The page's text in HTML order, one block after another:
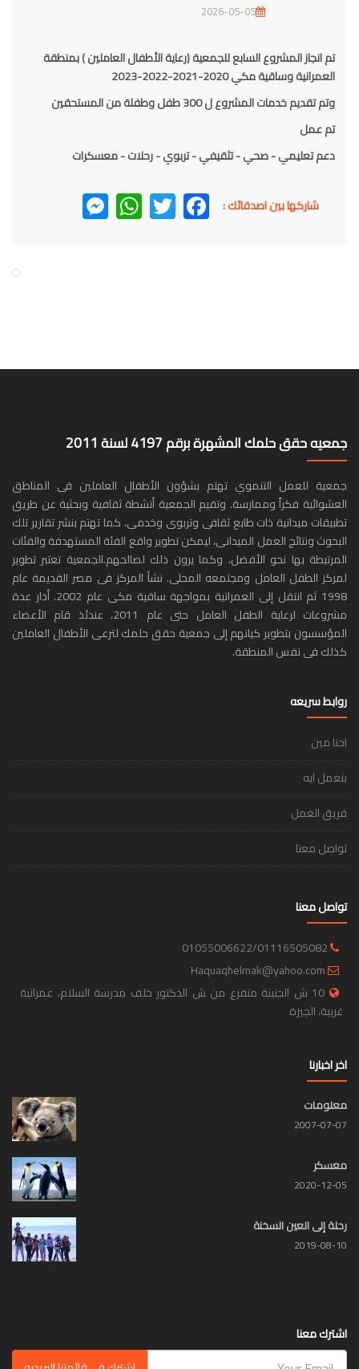
2026-05-05
تم انجاز المشروع السابع للجمعية (رعاية الأطفال العاملين ) بمنطقة
العمرانية وساقية مكي 2020-2021-2022-2023
وتم تقديم خدمات المشروع ل 300 طفل وطفلة من المستحقين
تم عمل
دعم تعليمي - صحي - تثقيفي - تربوي - رحلات - معسكرات
شاركها بين اصدقائك : Facebook
Twitter
WhatsApp
Messenger
جمعيه حقق حلمك المشهرة برقم 4197 لسنة 2011
جمعية للعمل التنموي تهتم بشؤون الأطفال العاملين فى المناطق
العشوائية فكراً وممارسة. وتقيم الجمعية أنشطة ثقافية وبحثية عن طريق
تطبيقات ميدانية ذات طابع ثقافى وتربوى وخدمى، كما تهتم بنشر تقارير تلك
البحوث ونتائج العمل الميدانى، ليمكن تطوير واقع الفئة المستهدفة والفئات
المرتبطة بها نحو الأفضل، وكما يرون ذلك لصالحهم.الجمعية تعتبر تطوير
لمركز الطفل العامل ومجتمعه المحلى. نشأ المركز فى مصر القديمة عام
1998 ثم انتقل إلى العمرانية بمواجهة ساقية مكى عام 2002. أدار عدة
مشروعات لرعاية الطفل العامل حتى عام 2011، عندئذ قام الأعضاء
المؤسسون بتطوير كيانهم إلى جمعية حقق حلمك لترعى الأطفال العاملين
كذلك فى نفس المنطقة.
روابط سريعه
احنا مين
بنعمل ايه
فريق العمل
تواصل معنا
تواصل معنا
01055006622/01116505082
Haquaqhelmak@yahoo.com
10 ش الجنينة متفرع من ش الدكتور خلف مدرسة السلام، عمرانية
غربية، الجيزة
اخر اخبارنا
معلومات
2007-07-07
معسكر
2020-12-05
رحلة إلى العين السخنة
2019-08-10
اشترك معنا